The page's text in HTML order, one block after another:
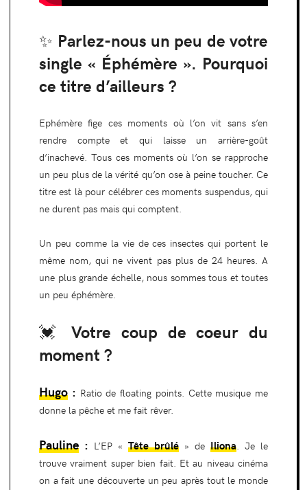
✨ Parlez-nous un peu de votre
single « Éphémère ». Pourquoi
ce titre d’ailleurs ?
Ephémère fige ces moments où l’on vit sans s’en
rendre compte et qui laisse un arrière-goût
d’inachevé. Tous ces moments où l’on se rapproche
un peu plus de la vérité qu’on ose à peine toucher. Ce
titre est là pour célébrer ces moments suspendus, qui
ne durent pas mais qui comptent.
Un peu comme la vie de ces insectes qui portent le
même nom, qui ne vivent pas plus de 24 heures. A
une plus grande échelle, nous sommes tous et toutes
un peu éphémère.
💓 Votre coup de coeur du
moment ?
Hugo : Ratio de floating points. Cette musique me
donne la pêche et me fait rêver.
Pauline : L’EP « Tête brûlé » de Iliona. Je le
trouve vraiment super bien fait. Et au niveau cinéma
on a fait une découverte un peu après tout le monde